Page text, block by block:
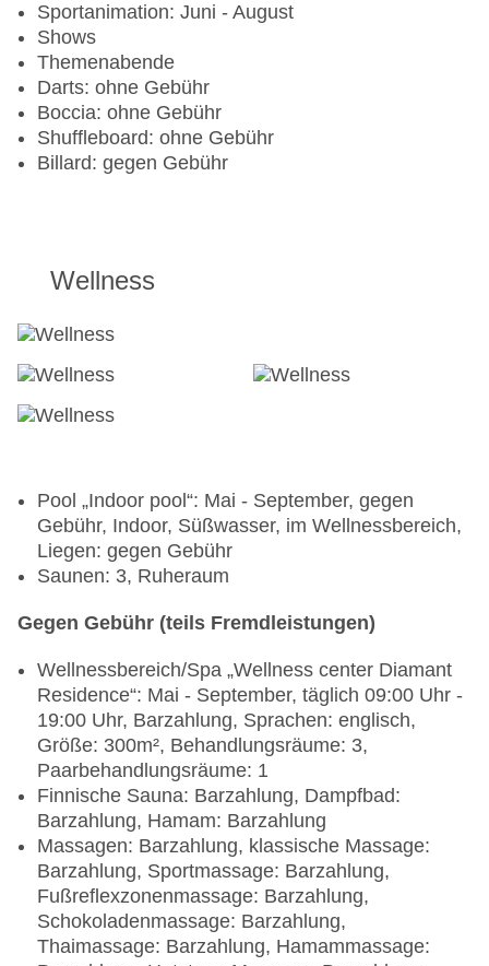
Sportanimation: Juni - August
Shows
Themenabende
Darts: ohne Gebühr
Boccia: ohne Gebühr
Shuffleboard: ohne Gebühr
Billard: gegen Gebühr
Wellness
Pool „Indoor pool“: Mai - September, gegen
Gebühr, Indoor, Süßwasser, im Wellnessbereich,
Liegen: gegen Gebühr
Saunen: 3, Ruheraum
Gegen Gebühr (teils Fremdleistungen)
Wellnessbereich/Spa „Wellness center Diamant
Residence“: Mai - September, täglich 09:00 Uhr -
19:00 Uhr, Barzahlung, Sprachen: englisch,
Größe: 300m², Behandlungsräume: 3,
Paarbehandlungsräume: 1
Finnische Sauna: Barzahlung, Dampfbad:
Barzahlung, Hamam: Barzahlung
Massagen: Barzahlung, klassische Massage:
Barzahlung, Sportmassage: Barzahlung,
Fußreflexzonenmassage: Barzahlung,
Schokoladenmassage: Barzahlung,
Thaimassage: Barzahlung, Hamammassage: